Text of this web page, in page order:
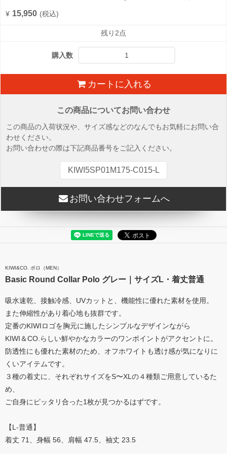
¥ 15,950 (税込)
残り2点
購入数
カートに入れる
この商品についてお問い合わせ
この商品の入荷状況や、サイズ感などのなんでもお気軽にお問い合
わせください。
お問い合わせの際は下記商品番号をご記入ください。
KIWI5SP01M175-C015-L
お問い合わせフォームへ
KIWI&CO. ポロ（MEN）
Basic Round Collar Polo グレー｜サイズL・着丈普通
吸水速乾、接触冷感、UVカットと、機能性に優れた素材を使用。
また伸縮性があり着心地も抜群です。
定番のKIWIロゴを胸元に施したシンプルなデザインながら
KIWI＆CO.らしい鮮やかなカラーのワンポイントがアクセントに。
防透性にも優れた素材のため、オフホワイトも透け感が気になりに
くいアイテムです。
３種の着丈に、それぞれサイズをS〜XLの４種類ご用意しているた
め、
ご自身にピッタリ合った1枚が見つかるはずです。
【L-普通】
着丈 71、身幅 56、肩幅 47.5、袖丈 23.5